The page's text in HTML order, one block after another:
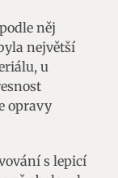
něj
největší
u
opravy
s lepicí